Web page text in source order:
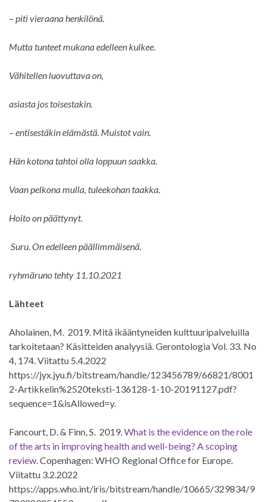
– piti vieraana henkilönä.
Mutta tunteet mukana edelleen kulkee.
Vähitellen luovuttava on,
asiasta jos toisestakin.
– entisestäkin elämästä. Muistot vain.
Hän kotona tahtoi olla loppuun saakka.
Vaan pelkona mulla, tuleekohan taakka.
Hoito on päättynyt.
Suru. On edelleen päällimmäisenä.
ryhmäruno tehty 11.10.2021
Lähteet
Aholainen, M. 2019. Mitä ikääntyneiden kulttuuripalveluilla
tarkoitetaan? Käsitteiden analyysiä. Gerontologia Vol. 33. No
4, 174. Viitattu 5.4.2022
https://jyx.jyu.fi/bitstream/handle/123456789/66821/8001
2-Artikkelin%2520teksti-136128-1-10-20191127.pdf?
sequence=1&isAllowed=y.
Fancourt, D. & Finn, S. 2019. What is the evidence on the role
of the arts in improving health and well-being? A scoping
review. Copenhagen: WHO Regional Office for Europe.
Viitattu 3.2.2022
https://apps.who.int/iris/bitstream/handle/10665/329834/9